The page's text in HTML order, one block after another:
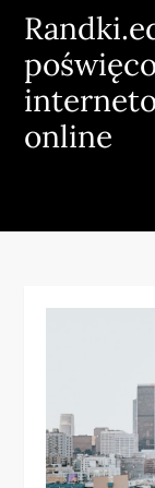
Skip
content
online